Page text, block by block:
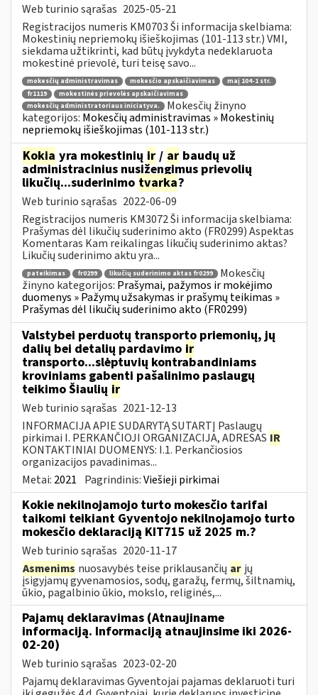
Web turinio sąrašas 2025-05-21
Registracijos numeris KM0703 Ši informacija skelbiama:
Mokestinių nepriemokų išieškojimas (101-113 str.) VMI,
siekdama užtikrinti, kad būtų įvykdyta nedeklaruota
mokestinė prievolė, turi teisę savo...
mokesčių administravimas mokesčio apskaičiavimas
maį 104-1 str.
fr1119
mokestinės prievolės apskaičiavimas
mokesčių administratoriaus iniciatyva.
Mokesčių žinyno
kategorijos: Mokesčių administravimas » Mokestinių
nepriemokų išieškojimas (101-113 str.)
Kokia yra mokestinių ir / ar baudų už
administracinius nusižengimus prievolių
likučių...suderinimo tvarka?
Web turinio sąrašas 2022-06-09
Registracijos numeris KM3072 Ši informacija skelbiama:
Prašymas dėl likučių suderinimo akto (FR0299) Aspektas
Komentaras Kam reikalingas likučių suderinimo aktas?
Likučių suderinimo aktu yra...
pateikimas fr0299 likučių suderinimo aktas fr0299
Mokesčių
žinyno kategorijos: Prašymai, pažymos ir mokėjimo
duomenys » Pažymų užsakymas ir prašymų teikimas »
Prašymas dėl likučių suderinimo akto (FR0299)
Valstybei perduotų transporto priemonių, jų
dalių bei detalių pardavimo ir
transporto...slėptuvių kontrabandiniams
kroviniams gabenti pašalinimo paslaugų
teikimo Šiaulių ir
Web turinio sąrašas 2021-12-13
INFORMACIJA APIE SUDARYTĄ SUTARTĮ Paslaugų
pirkimai I. PERKANČIOJI ORGANIZACIJA, ADRESAS IR
KONTAKTINIAI DUOMENYS: I.1. Perkančiosios
organizacijos pavadinimas...
Metai: 2021 Pagrindinis:Viešieji pirkimai
Kokie nekilnojamojo turto mokesčio tarifai
taikomi teikiant Gyventojo nekilnojamojo turto
mokesčio deklaraciją KIT715 už 2025 m.?
Web turinio sąrašas 2020-11-17
Asmenims nuosavybės teise priklausančių ar jų
įsigyjamų gyvenamosios, sodų, garažų, fermų, šiltnamių,
ūkio, pagalbinio ūkio, mokslo, religinės,...
Pajamų deklaravimas (Atnaujiname
informaciją. Informaciją atnaujinsime iki 2026-
02-20)
Web turinio sąrašas 2023-02-20
Pajamų deklaravimas Gyventojai pajamas deklaruoti turi